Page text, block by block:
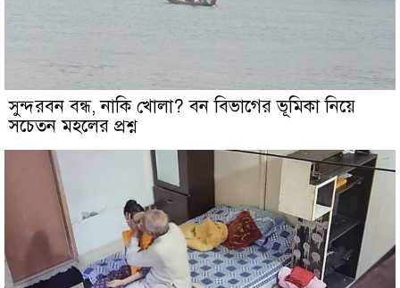
সুন্দরবন বন্ধ, নাকি খোলা? বন বিভাগের ভূমিকা নিয়ে
সচেতন মহলের প্রশ্ন